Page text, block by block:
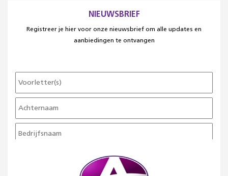
NIEUWSBRIEF
Registreer je hier voor onze nieuwsbrief om alle updates en
aanbiedingen te ontvangen